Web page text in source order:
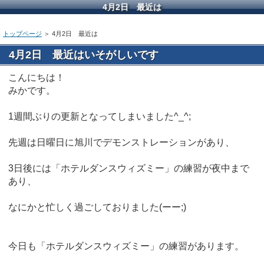
4月2日 最近は
トップページ ＞ 4月2日 最近は
4月2日 最近はいそがしいです
こんにちは！
みかです。
1週間ぶりの更新となってしまいました^_^;
先週は日曜日に旭川でデモンストレーションがあり、
3日後には「ホテルダンスウィズミー」の練習が夜中まで
あり、
なにかと忙しく過ごしておりました(ーー;)
今日も「ホテルダンスウィズミー」の練習があります。